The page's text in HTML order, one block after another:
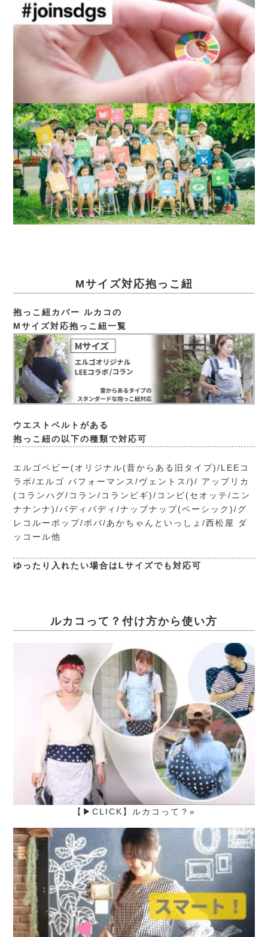
Mサイズ対応抱っこ紐
抱っこ紐カバー ルカコの
Mサイズ対応抱っこ紐一覧
ウエストベルトがある
抱っこ紐の以下の種類で対応可
エルゴベビー(オリジナル(昔からある旧タイプ)/LEEコ
ラボ/エルゴ パフォーマンス/ヴェントス/)/ アップリカ
(コランハグ/コラン/コランビギ)/コンビ(セオッテ/ニン
ナナンナ)/バディバディ/ナップナップ(ベーシック)/グ
レコルーポップ/ボバ/あかちゃんといっしょ/西松屋 ダ
ッコール他
ゆったり入れたい場合はLサイズでも対応可
ルカコって？付け方から使い方
【▶CLICK】ルカコって？»